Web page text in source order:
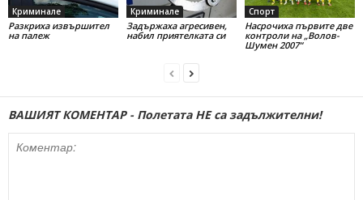
Криминале
Разкриха извършител
на палеж
Криминале
Задържаха агресивен,
набил приятелката си
Спорт
Насрочиха първите две
контроли на „Волов-
Шумен 2007“
ВАШИЯТ КОМЕНТАР - Полетата НЕ са задължителни!